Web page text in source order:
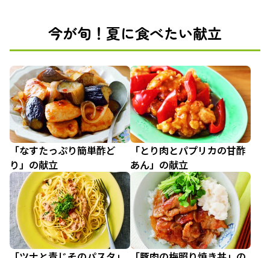
今が旬！夏に食べたい献立
「なすたっぷり簡単酢ど
り」の献立
「とり肉とパプリカの甘酢
あん」の献立